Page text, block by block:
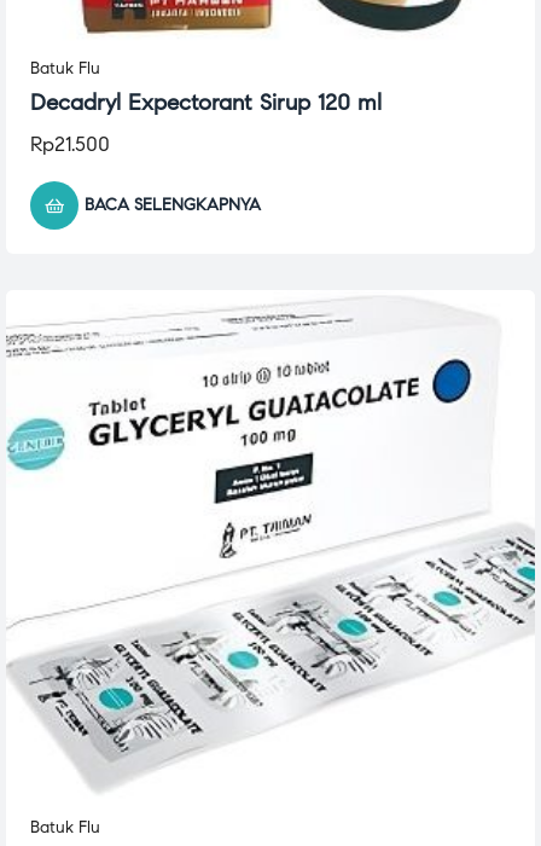
Batuk Flu
Decadryl Expectorant Sirup 120 ml
Rp21.500
BACA SELENGKAPNYA
Batuk Flu